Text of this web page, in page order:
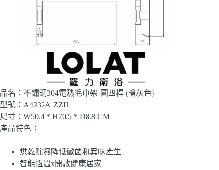
品名：不鏽鋼304電熱毛巾架-圓四桿 (槍灰色)
型號：A4232A-ZZH
尺寸：W50.4 * H70.5 * D8.8 CM
產品特色：
烘乾除濕降低黴菌和異味產生
智能恆溫x開啟健康居家